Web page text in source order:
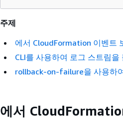
주제
에서 CloudFormation 이벤트
CLI를 사용하여 로그 스트림을
rollback-on-failure을 사용하
에서